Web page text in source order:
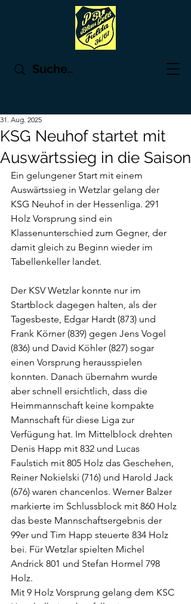
KSG Neuhof startet mit
Auswärtssieg in die Saison
31. Aug. 2025
Ein gelungener Start mit einem
Auswärtssieg in Wetzlar gelang der
KSG Neuhof in der Hessenliga. 291
Holz Vorsprung sind ein
Klassenunterschied zum Gegner, der
damit gleich zu Beginn wieder im
Tabellenkeller landet.
Der KSV Wetzlar konnte nur im
Startblock dagegen halten, als der
Tagesbeste, Edgar Hardt (873) und
Frank Körner (839) gegen Jens Vogel
(836) und David Köhler (827) sogar
einen Vorsprung herausspielen
konnten. Danach übernahm wurde
aber schnell ersichtlich, dass die
Heimmannschaft keine kompakte
Mannschaft für diese Liga zur
Verfügung hat. Im Mittelblock drehten
Denis Happ mit 832 und Lucas
Faulstich mit 805 Holz das Geschehen,
Reiner Nokielski (716) und Harold Jack
(676) waren chancenlos. Werner Balzer
markierte im Schlussblock mit 860 Holz
das beste Mannschaftsergebnis der
99er und Tim Happ steuerte 834 Holz
bei. Für Wetzlar spielten Michel
Andrick 801 und Stefan Hormel 798
Holz.
Mit 9 Holz Vorsprung gelang dem KSC